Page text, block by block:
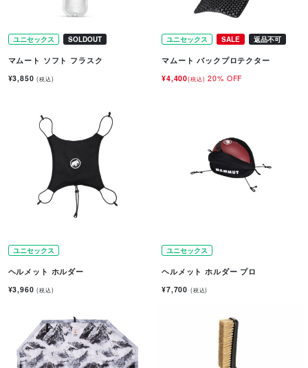
ユニセックス SOLDOUT
マムート ソフト フラスク
¥3,850(税込)
ユニセックス SALE 返品不可
マムート バックプロテクター
¥4,400(税込) 20% OFF
ユニセックス
ヘルメット ホルダー
¥3,960(税込)
ユニセックス
ヘルメット ホルダー プロ
¥7,700 (税込)